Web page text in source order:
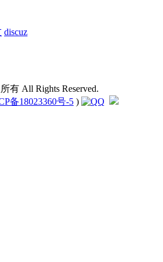
discuz
有 All Rights Reserved.
备18023360号-5 )